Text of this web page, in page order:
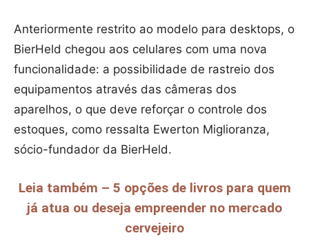
Anteriormente restrito ao modelo para desktops, o
BierHeld chegou aos celulares com uma nova
funcionalidade: a possibilidade de rastreio dos
equipamentos através das câmeras dos
aparelhos, o que deve reforçar o controle dos
estoques, como ressalta Ewerton Miglioranza,
sócio-fundador da BierHeld.
Leia também – 5 opções de livros para quem
já atua ou deseja empreender no mercado
cervejeiro